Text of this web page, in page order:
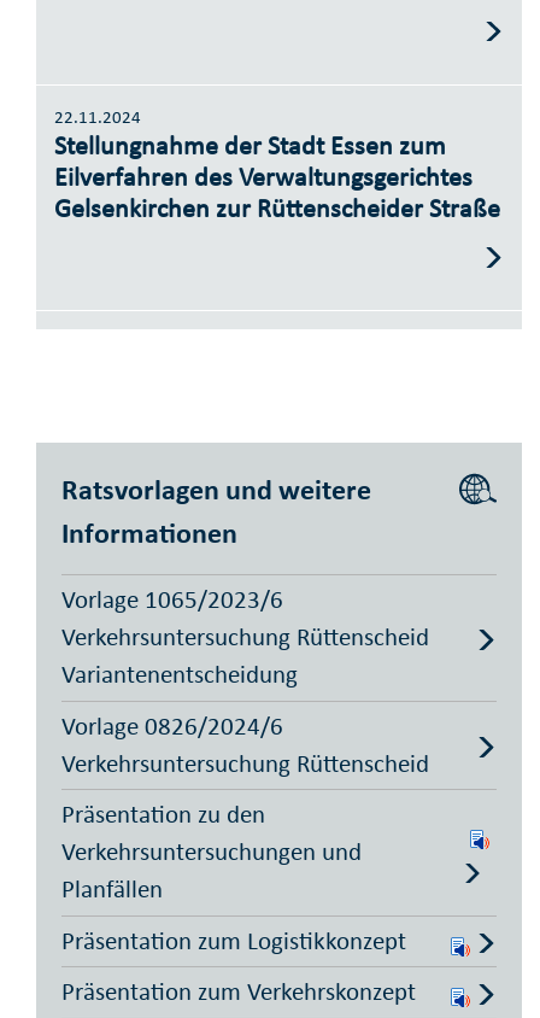
22.11.2024
Stellungnahme der Stadt Essen zum
Eilverfahren des Verwaltungsgerichtes
Gelsenkirchen zur Rüttenscheider Straße
Ratsvorlagen und weitere
Informationen
Vorlage 1065/2023/6
Verkehrsuntersuchung Rüttenscheid
Variantenentscheidung
Vorlage 0826/2024/6
Verkehrsuntersuchung Rüttenscheid
Präsentation zu den
Verkehrsuntersuchungen und
Planfällen
Präsentation zum Logistikkonzept
Präsentation zum Verkehrskonzept